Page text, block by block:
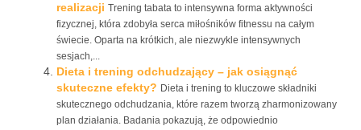
realizacji Trening tabata to intensywna forma aktywności
fizycznej, która zdobyła serca miłośników fitnessu na całym
świecie. Oparta na krótkich, ale niezwykle intensywnych
sesjach,...
Dieta i trening odchudzający – jak osiągnąć
skuteczne efekty? Dieta i trening to kluczowe składniki
skutecznego odchudzania, które razem tworzą zharmonizowany
plan działania. Badania pokazują, że odpowiednio